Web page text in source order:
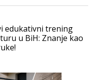
edukativni trening
u BiH: Znanje kao